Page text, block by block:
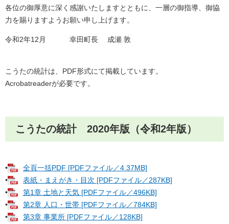
各位の御厚意に深く感謝いたしますとともに、一層の御指導、御協
力を賜りますようお願い申し上げます。
令和2年12月 幸田町長 成瀬 敦
こうたの統計は、PDF形式にて掲載しています。
Acrobatreaderが必要です。
こうたの統計 2020年版（令和2年版）
•
全頁一括PDF [PDFファイル／4.37MB]
•
表紙・まえがき・目次 [PDFファイル／287KB]
•
第1章 土地と天気 [PDFファイル／496KB]
•
第2章 人口・世帯 [PDFファイル／784KB]
•
第3章 事業所 [PDFファイル／128KB]